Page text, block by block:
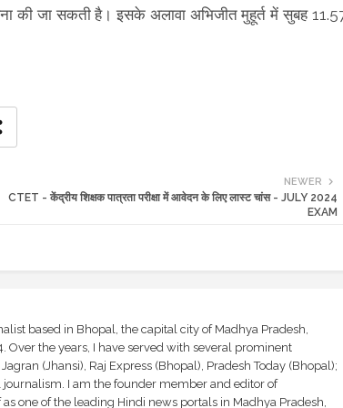
जा सकती है। इसके अलावा अभिजीत मुहूर्त में सुबह
NEWER
CTET - केंद्रीय शिक्षक पात्रता परीक्षा में आवेदन के लिए लास्ट चांस - JULY 2024
EXAM
based in Bhopal, the capital city of Madhya Pradesh,
Over the years, I have served with several prominent
(Jhansi), Raj Express (Bhopal), Pradesh Today (Bhopal);
I am the founder member and editor of
one of the leading Hindi news portals in Madhya Pradesh,